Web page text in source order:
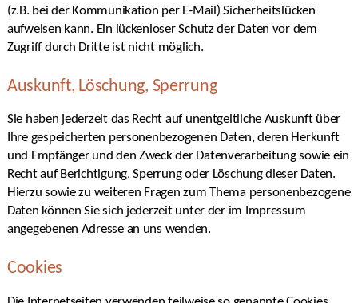
(z.B. bei der Kommunikation per E-Mail) Sicherheitslücken
aufweisen kann. Ein lückenloser Schutz der Daten vor dem
Zugriff durch Dritte ist nicht möglich.
Auskunft, Löschung, Sperrung
Sie haben jederzeit das Recht auf unentgeltliche Auskunft über
Ihre gespeicherten personenbezogenen Daten, deren Herkunft
und Empfänger und den Zweck der Datenverarbeitung sowie ein
Recht auf Berichtigung, Sperrung oder Löschung dieser Daten.
Hierzu sowie zu weiteren Fragen zum Thema personenbezogene
Daten können Sie sich jederzeit unter der im Impressum
angegebenen Adresse an uns wenden.
Cookies